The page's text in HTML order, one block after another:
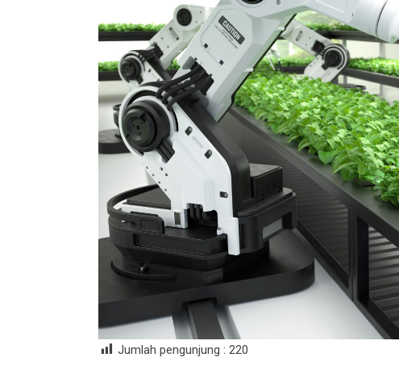
Jumlah pengunjung : 220